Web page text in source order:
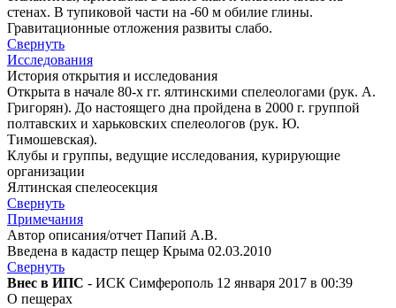
стенах. В тупиковой части на -60 м обилие глины.
Гравитационные отложения развиты слабо.
Свернуть
Исследования
История открытия и исследования
Открыта в начале 80-х гг. ялтинскими спелеологами (рук. А.
Григорян). До настоящего дна пройдена в 2000 г. группой
полтавских и харьковских спелеологов (рук. Ю.
Тимошевская).
Клубы и группы, ведущие исследования, курирующие
организации
Ялтинская спелеосекция
Свернуть
Примечания
Автор описания/отчет Папий А.В.
Введена в кадастр пещер Крыма 02.03.2010
Свернуть
Внес в ИПС - ИСК Симферополь 12 января 2017 в 00:39
О пещерах